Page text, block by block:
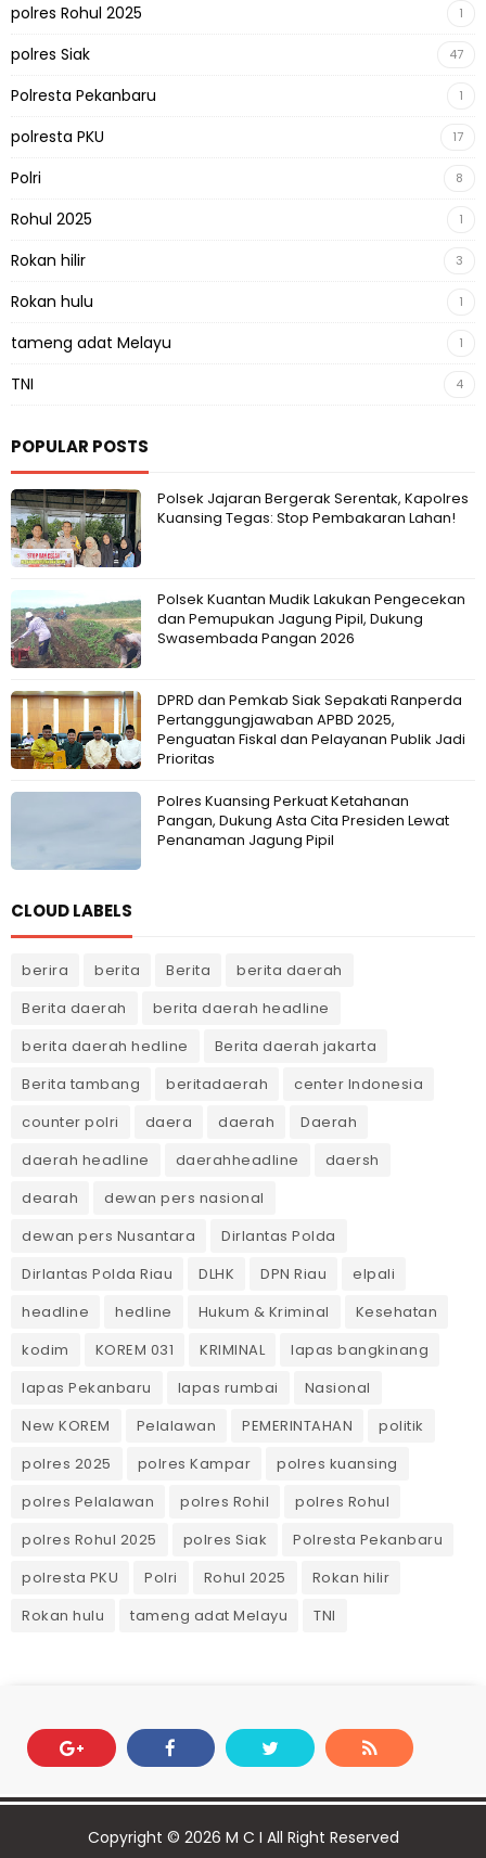
polres Rohul 2025 1
polres Siak 47
Polresta Pekanbaru 1
polresta PKU 17
Polri 8
Rohul 2025 1
Rokan hilir 3
Rokan hulu 1
tameng adat Melayu 1
TNI 4
POPULAR POSTS
Polsek Jajaran Bergerak Serentak, Kapolres
Kuansing Tegas: Stop Pembakaran Lahan!
Polsek Kuantan Mudik Lakukan Pengecekan
dan Pemupukan Jagung Pipil, Dukung
Swasembada Pangan 2026
DPRD dan Pemkab Siak Sepakati Ranperda
Pertanggungjawaban APBD 2025,
Penguatan Fiskal dan Pelayanan Publik Jadi
Prioritas
Polres Kuansing Perkuat Ketahanan
Pangan, Dukung Asta Cita Presiden Lewat
Penanaman Jagung Pipil
CLOUD LABELS
berira berita Berita
berita daerah
Berita daerah
berita daerah headline
berita daerah hedline
Berita daerah jakarta
Berita tambang
beritadaerah
center Indonesia
counter polri
daera daerah
Daerah
daerah headline
daerahheadline
daersh
dearah
dewan pers nasional
dewan pers Nusantara
Dirlantas Polda
Dirlantas Polda Riau
DLHK DPN Riau
elpali
headline
hedline Hukum & Kriminal
Kesehatan
kodim
KOREM 031 KRIMINAL
lapas bangkinang
lapas Pekanbaru
lapas rumbai
Nasional
New KOREM
Pelalawan PEMERINTAHAN
politik
polres 2025
polres Kampar
polres kuansing
polres Pelalawan
polres Rohil
polres Rohul
polres Rohul 2025
polres Siak
Polresta Pekanbaru
polresta PKU
Polri Rohul 2025
Rokan hilir
Rokan hulu
tameng adat Melayu TNI
Copyright © 2026 M C I All Right Reserved